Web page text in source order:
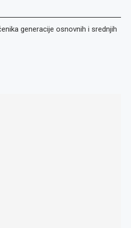
generacije osnovnih i srednjih